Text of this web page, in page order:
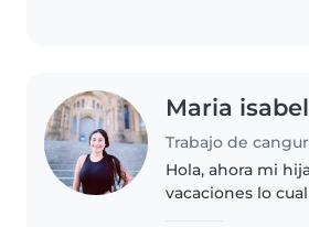
Maria isabel
Hola, ahora mi
vacaciones lo